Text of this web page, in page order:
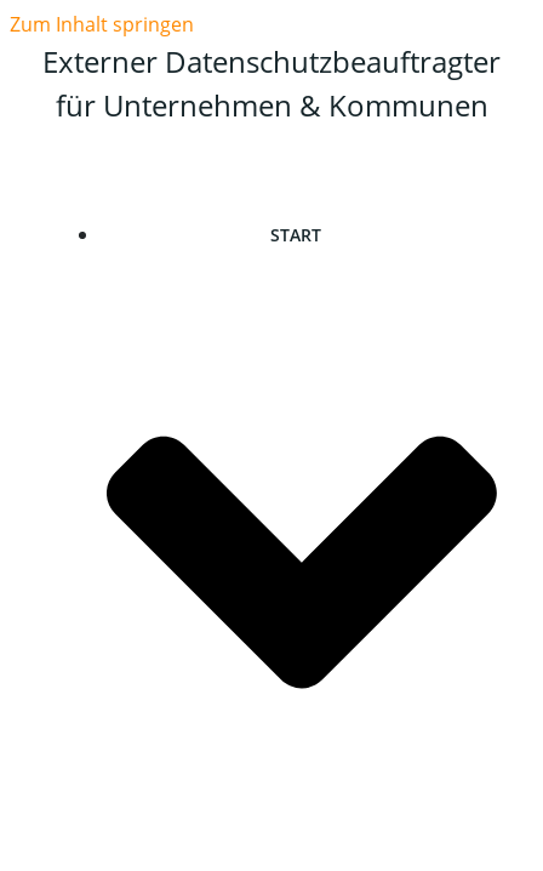
Zum Inhalt springen
Externer Datenschutzbeauftragter
für Unternehmen & Kommunen
START